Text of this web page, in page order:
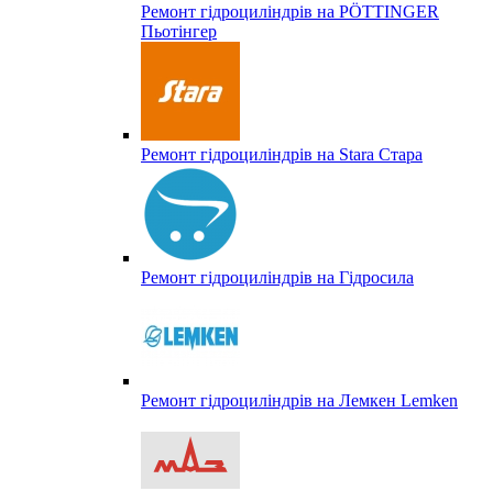
Ремонт гідроциліндрів на PÖTTINGER
Пьотінгер
Ремонт гідроциліндрів на Stara Стара
Ремонт гідроциліндрів на Гідросила
Ремонт гідроциліндрів на Лемкен Lemken